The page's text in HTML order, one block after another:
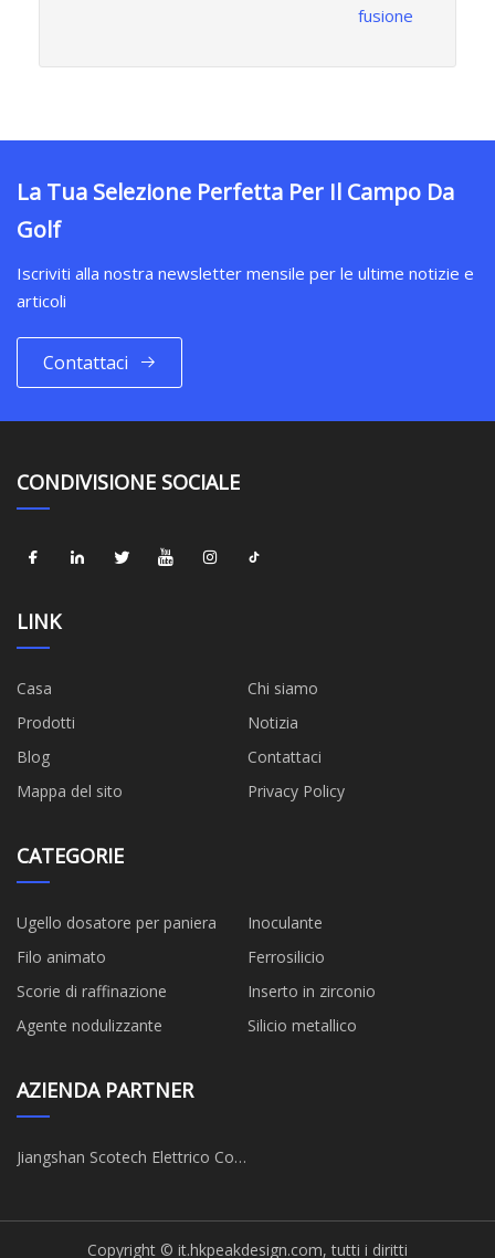
fusione
La Tua Selezione Perfetta Per Il Campo Da
Golf
Iscriviti alla nostra newsletter mensile per le ultime notizie e
articoli
Contattaci
CONDIVISIONE SOCIALE
LINK
Casa
Chi siamo
Prodotti
Notizia
Blog
Contattaci
Mappa del sito
Privacy Policy
CATEGORIE
Ugello dosatore per paniera
Inoculante
Filo animato
Ferrosilicio
Scorie di raffinazione
Inserto in zirconio
Agente nodulizzante
Silicio metallico
AZIENDA PARTNER
Jiangshan Scotech Elettrico Co.,
Copyright © it.hkpeakdesign.com, tutti i diritti